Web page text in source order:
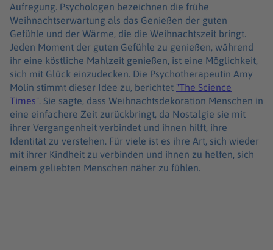
Aufregung. Psychologen bezeichnen die frühe
Weihnachtserwartung als das Genießen der guten
Gefühle und der Wärme, die die Weihnachtszeit bringt.
Jeden Moment der guten Gefühle zu genießen, während
ihr eine köstliche Mahlzeit genießen, ist eine Möglichkeit,
sich mit Glück einzudecken. Die Psychotherapeutin Amy
Molin stimmt dieser Idee zu, berichtet "The Science
Times". Sie sagte, dass Weihnachtsdekoration Menschen in
eine einfachere Zeit zurückbringt, da Nostalgie sie mit
ihrer Vergangenheit verbindet und ihnen hilft, ihre
Identität zu verstehen. Für viele ist es ihre Art, sich wieder
mit ihrer Kindheit zu verbinden und ihnen zu helfen, sich
einem geliebten Menschen näher zu fühlen.